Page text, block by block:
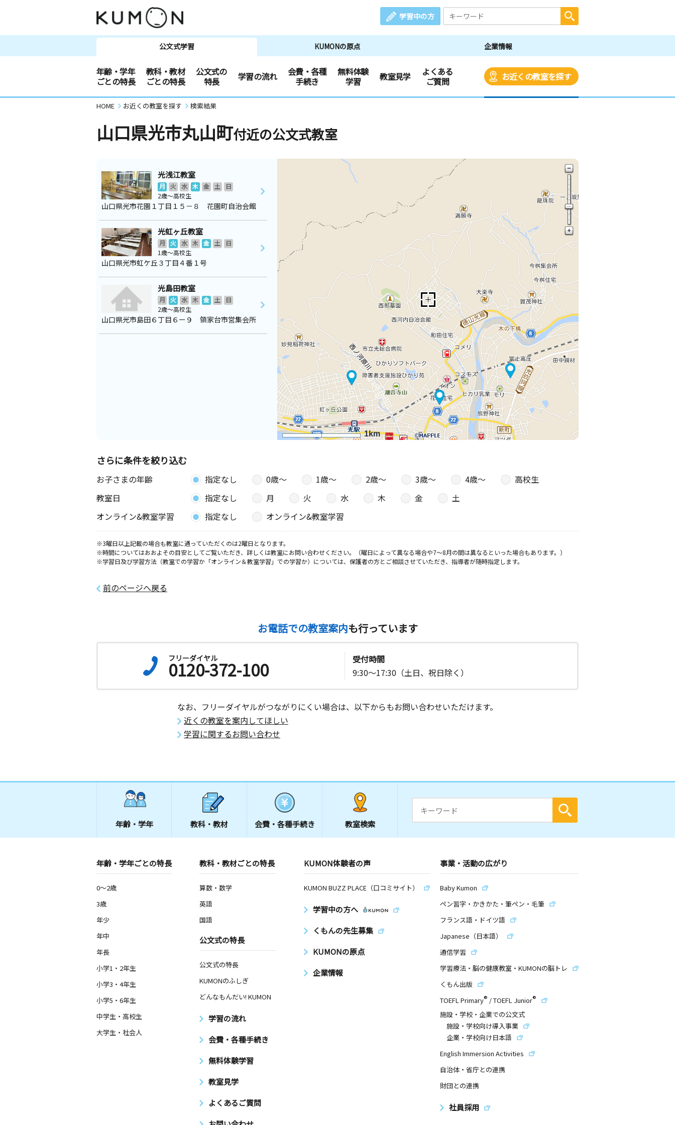
学習中の方
公文式学習 KUMONの原点 企業情報
年齢・学年
ごとの特長
教科・教材
ごとの特長
公文式の
特長
学習の流れ
会費・各種
手続き
無料体験
学習
教室見学
よくある
ご質問
お近くの教室を探す
HOME お近くの教室を探す 検索結果
山口県光市丸山町付近の公文式教室
1km
光浅江教室
月 火 水 木 金 土
日
2歳～高校生
山口県光市花園１丁目１５－８ 花園町自治会館
光虹ヶ丘教室
月 火 水 木 金 土
日
1歳～高校生
山口県光市虹ケ丘３丁目４番１号
光島田教室
月 火 水 木 金 土
日
2歳～高校生
山口県光市島田６丁目６ー９ 領家台市営集会所
さらに条件を絞り込む
お子さまの年齢 指定なし 0歳〜 1歳〜 2歳〜 3歳〜 4歳〜
高校生
教室日
指定なし 月 火 水 木 金
土
オンライン&教室学習
指定なし オンライン&教室学習
※3曜日以上記載の場合も教室に通っていただくのは2曜日となります。
※時間についてはおおよその目安としてご覧いただき、詳しくは教室にお問い合わせください。（曜日によって異なる場合や7～8月の間は異なるといった場合もあります。）
※学習日及び学習方法（教室での学習か「オンライン＆教室学習」での学習か）については、保護者の方とご相談させていただき、指導者が随時指定します。
前のページへ戻る
お電話での教室案内も行っています
フリーダイヤル
0120-372-100
受付時間
9:30～17:30（土日、祝日除く）
なお、フリーダイヤルがつながりにくい場合は、以下からもお問い合わせいただけます。
近くの教室を案内してほしい
学習に関するお問い合わせ
年齢・学年 教科・教材 会費・ 各種手続き 教室検索
年齢・学年ごとの特長
0～2歳
3歳
年少
年中
年長
小学1・2年生
小学3・4年生
小学5・6年生
中学生・高校生
大学生・社会人
教科・教材ごとの特長
算数・数学
英語
国語
公文式の特長
公文式の特長
KUMONのふしぎ
どんなもんだい! KUMON
学習の流れ
会費・各種手続き
無料体験学習
教室見学
よくあるご質問
KUMON体験者の声
KUMON BUZZ PLACE（口コミサイト）
学習中の方へ
くもんの先生募集
KUMONの原点
企業情報
事業・活動の広がり
Baby Kumon
ペン習字・かきかた・筆ペン・毛筆
フランス語・ドイツ語
Japanese（日本語）
通信学習
学習療法・脳の健康教室・KUMONの脳トレ
くもん出版
TOEFL Primary® /TOEFL Junior®
施設・学校・企業での公文式
施設・学校向け導入事業
企業・学校向け日本語
English Immersion Activities
自治体・省庁との連携
財団との連携
社員採用